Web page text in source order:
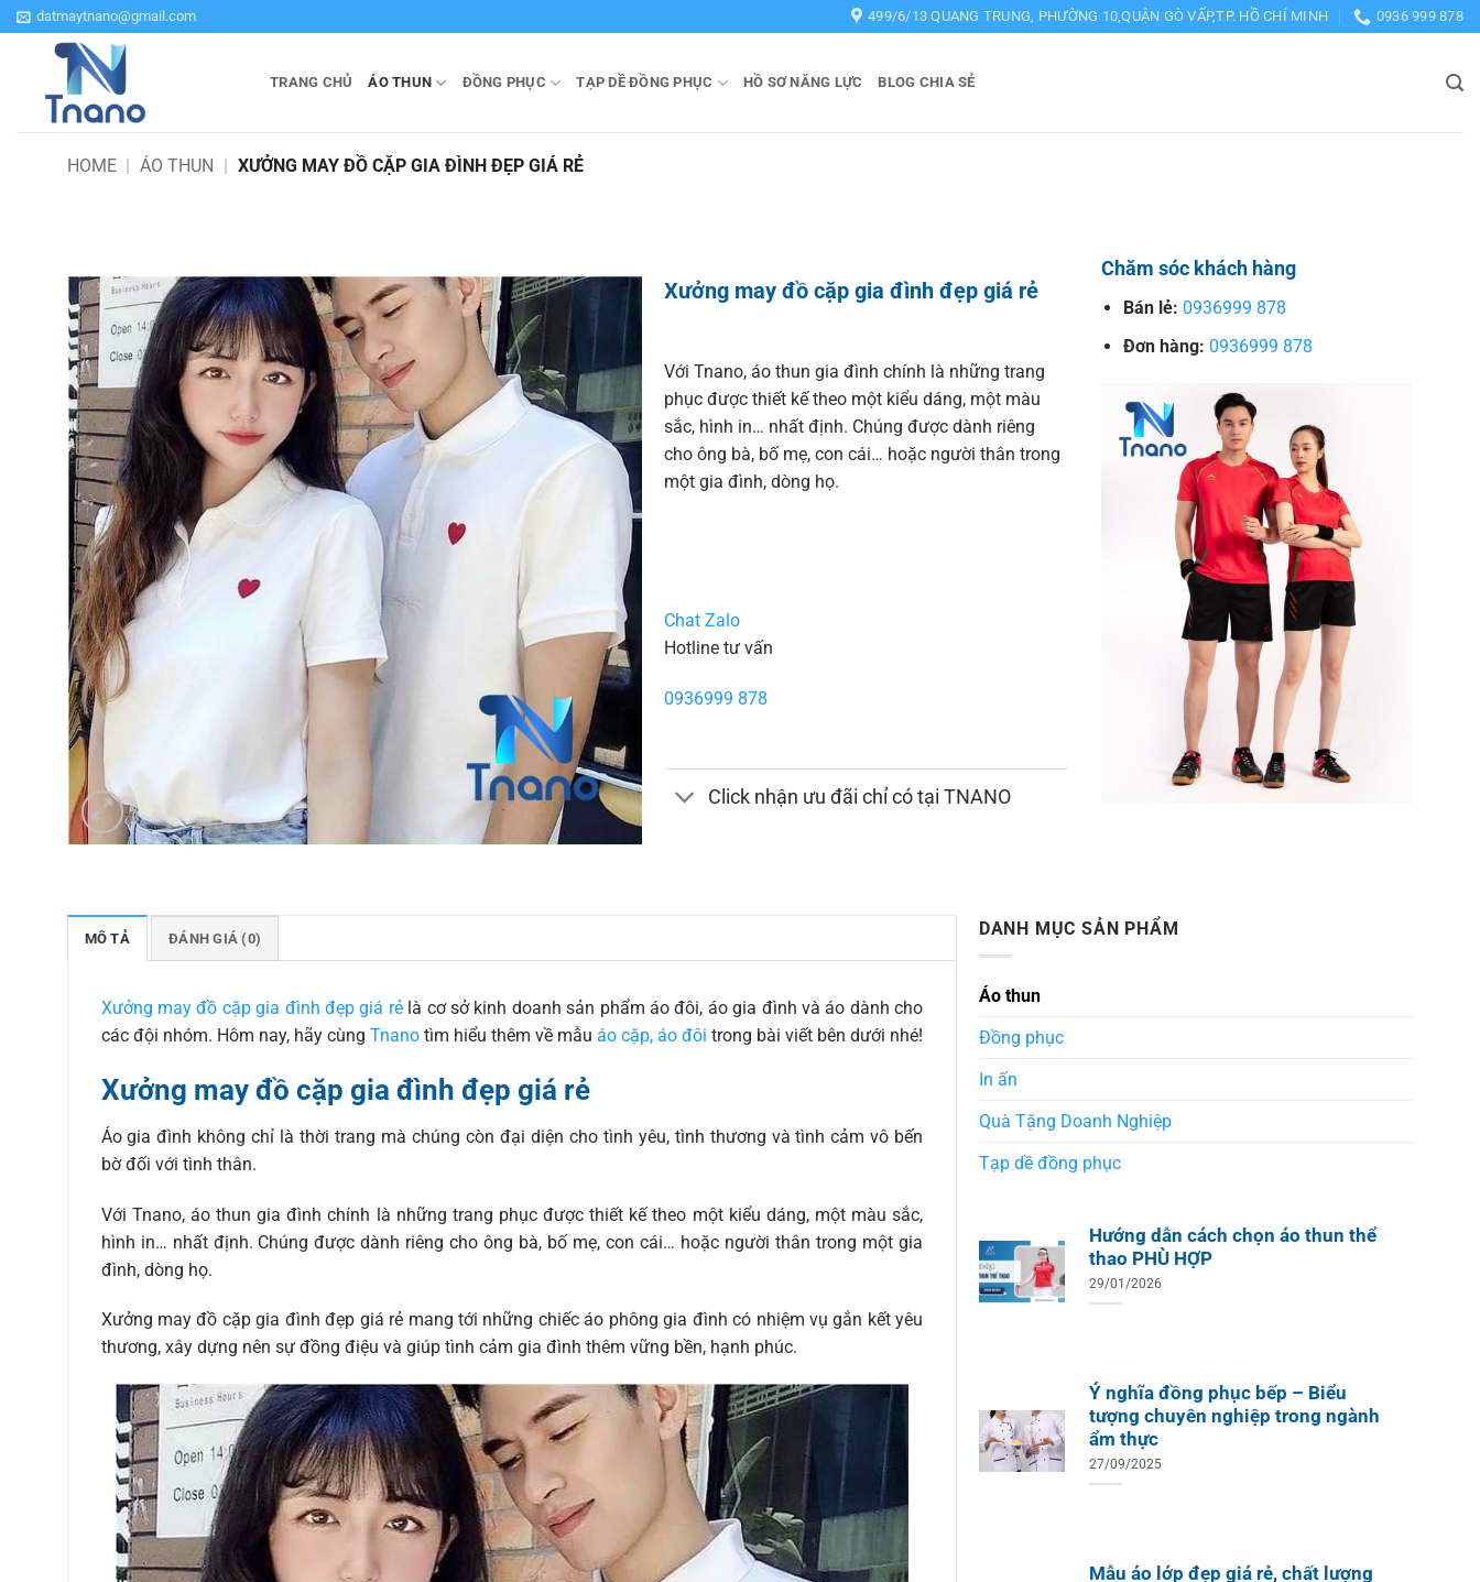
Bỏ
qua
datmaytnano@gmail.com 499/6/13 QUANG TRUNG, PHƯỜNG 10,QUẬN GÒ VẤP,TP. HỒ CHÍ MINH 0936 999 878
TRANG CHỦ ÁO THUN ĐỒNG PHỤC TẠP DỀ ĐỒNG PHỤC HỒ SƠ NĂNG LỰC BLOG CHIA SẺ
HOME | ÁO THUN | XƯỞNG MAY ĐỒ CẶP GIA ĐÌNH ĐẸP GIÁ RẺ
Xưởng may đồ cặp gia đình đẹp giá rẻ
Với Tnano, áo thun gia đình chính là những trang
phục được thiết kế theo một kiểu dáng, một màu
sắc, hình in… nhất định. Chúng được dành riêng
cho ông bà, bố mẹ, con cái… hoặc người thân trong
một gia đình, dòng họ.
Chat Zalo
Hotline tư vấn
0936999 878
Click nhận ưu đãi chỉ có tại TNANO
Chăm sóc khách hàng
Bán lẻ: 0936999 878
Đơn hàng: 0936999 878
MÔ TẢ ĐÁNH GIÁ (0)
Xưởng may đồ cặp gia đình đẹp giá rẻlà cơ sở kinh doanh sản phẩm áo đôi, áo gia đình và áo dành cho
các đội nhóm. Hôm nay, hãy cùng Tnanotìm hiểu thêm về mẫu áo cặp, áo đôi trong bài viết bên dưới nhé!
Xưởng may đồ cặp gia đình đẹp giá rẻ
Áo gia đình không chỉ là thời trang mà chúng còn đại diện cho tình yêu, tình thương và tình cảm vô bến
bờ đối với tình thân.
Với Tnano, áo thun gia đình chính là những trang phục được thiết kế theo một kiểu dáng, một màu sắc,
hình in… nhất định. Chúng được dành riêng cho ông bà, bố mẹ, con cái… hoặc người thân trong một gia
đình, dòng họ.
Xưởng may đồ cặp gia đình đẹp giá rẻ mang tới những chiếc áo phông gia đình có nhiệm vụ gắn kết yêu
thương, xây dựng nên sự đồng điệu và giúp tình cảm gia đình thêm vững bền, hạnh phúc.
DANH MỤC SẢN PHẨM
Áo thun
Đồng phục
In ấn
Quà Tặng Doanh Nghiệp
Tạp dề đồng phục
Hướng dẫn cách chọn áo thun thể
thao PHÙ HỢP
29/01/2026
Ý nghĩa đồng phục bếp – Biểu
tượng chuyên nghiệp trong ngành
ẩm thực
27/09/2025
Mẫu áo lớp đẹp giá rẻ, chất lượng